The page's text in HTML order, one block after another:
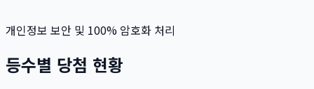
개인정보 보안 및 100% 암호화 처리
등수별 당첨 현황